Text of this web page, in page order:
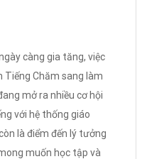
càng gia tăng, việc
Tiếng Chăm sang làm
mở ra nhiều cơ hội
với hệ thống giáo
là điểm đến lý tưởng
muốn học tập và